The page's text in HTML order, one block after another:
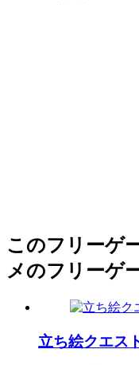
このフリーゲ
メのフリーゲ
立ち絵クエス